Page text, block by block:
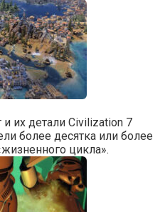
и их детали Civilization 7
более десятка или более
цикла».